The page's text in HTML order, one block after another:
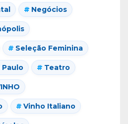
Negócios
Seleção Feminina
Paulo Teatro
Vinho Italiano